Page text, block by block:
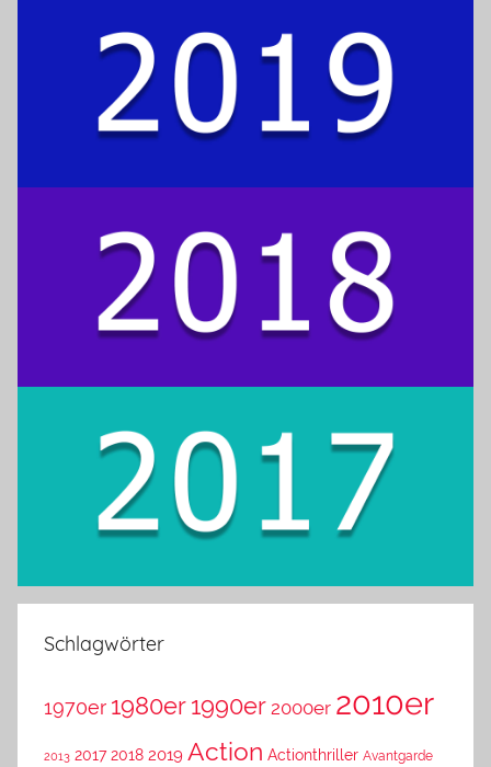
Schlagwörter
1970er 1980er 1990er 2000er 2010er
2013 2017 2018 2019 Action Actionthriller Avantgarde